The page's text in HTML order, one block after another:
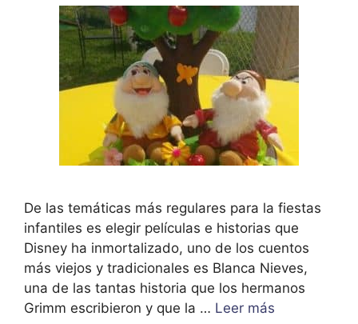
De las temáticas más regulares para la fiestas
infantiles es elegir películas e historias que
Disney ha inmortalizado, uno de los cuentos
más viejos y tradicionales es Blanca Nieves,
una de las tantas historia que los hermanos
Grimm escribieron y que la … Leer más